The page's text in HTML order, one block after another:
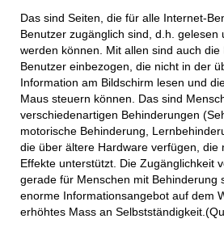
Das sind Seiten, die für alle Internet-
Benutzer zugänglich sind, d.h. gelesen
werden können. Mit allen sind auch die
Benutzer einbezogen, die nicht in der
Information am Bildschirm lesen und
Maus steuern können. Das sind
verschiedenartigen Behinderungen
motorische Behinderung,
die über ältere Hardware verfügen, die
Effekte unterstützt. Die Zugänglichkeit
gerade für Menschen mit Behinderung
enorme Informationsangebot auf dem
erhöhtes Mass an